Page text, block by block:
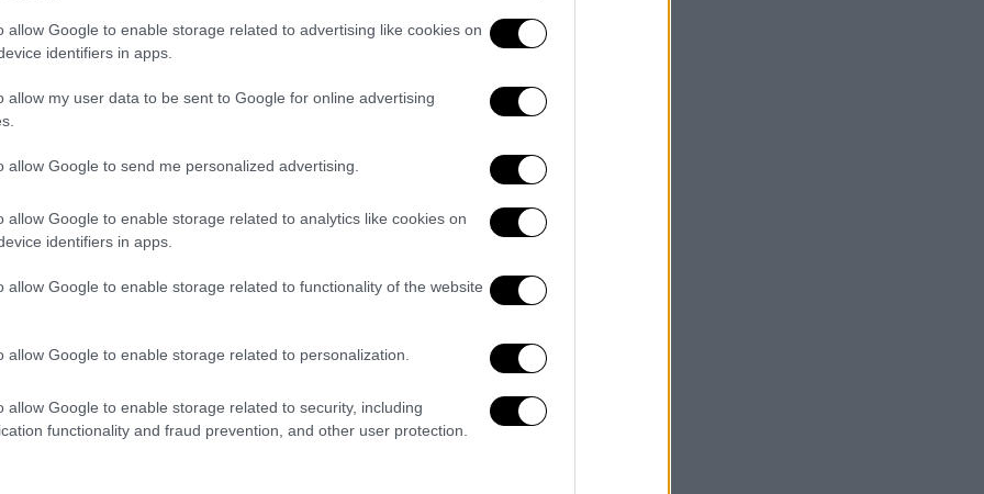
allow Google to enable storage related to advertising like cookies on
identifiers in apps.
allow my user data to be sent to Google for online advertising
allow Google to send me personalized advertising.
allow Google to enable storage related to analytics like cookies on
identifiers in apps.
allow Google to enable storage related to functionality of the website
allow Google to enable storage related to personalization.
allow Google to enable storage related to security, including
functionality and fraud prevention, and other user protection.
Κρέιμερ μέχρι σήμερα. Λίγες μέρες πριν
ενθουσιασμένος».
το επιβεβαιώσει– στις τέσσερις το
να βάλω τις σκέψεις μου σε τάξη, να
περάσω από τα emails που έχουν φτάσει